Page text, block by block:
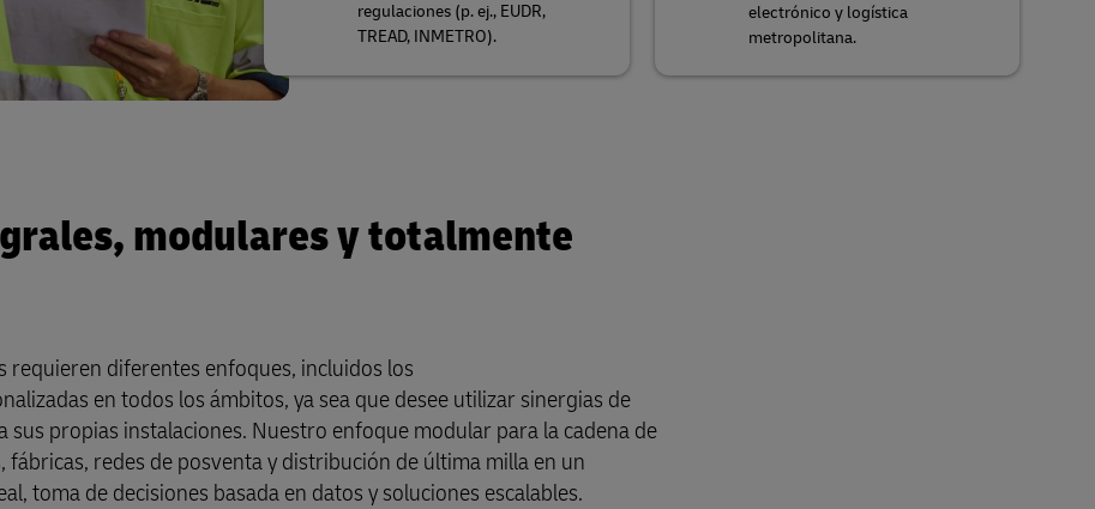
regulaciones (p. ej., EUDR,
TREAD, INMETRO).
electrónico y logística
metropolitana.
modulares y totalmente
requieren diferentes enfoques, incluidos los
en todos los ámbitos, ya sea que desee utilizar sinergias de
propias instalaciones. Nuestro enfoque modular para la cadena de
redes de posventa y distribución de última milla en un
toma de decisiones basada en datos y soluciones escalables.